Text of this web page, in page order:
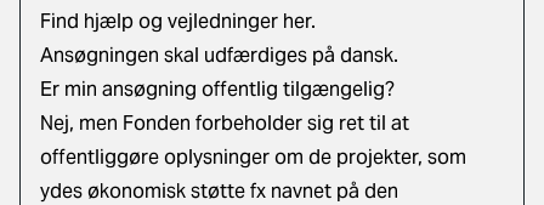
Find hjælp og vejledninger her.
Ansøgningen skal udfærdiges på dansk.
Er min ansøgning offentlig tilgængelig?
Nej, men Fonden forbeholder sig ret til at
offentliggøre oplysninger om de projekter, som
ydes økonomisk støtte fx navnet på den